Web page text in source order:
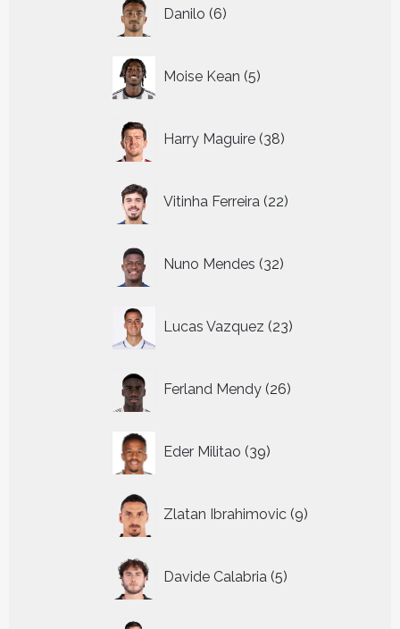
Danilo 6
producten
Moise Kean 5
producten
Harry Maguire 38
producten
Vitinha Ferreira 22
producten
Nuno Mendes 32
producten
Lucas Vazquez 23
producten
Ferland Mendy 26
producten
Eder Militao 39
producten
Zlatan Ibrahimovic 9
producten
Davide Calabria 5
producten